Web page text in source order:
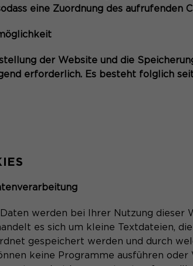
eine Zuordnung des aufrufenden
der Website und die
erforderlich. Es besteht folglich
werden bei Ihrer Nutzung dieser
es sich um kleine Textdateien,
gespeichert werden und durch
keine Programme ausführen